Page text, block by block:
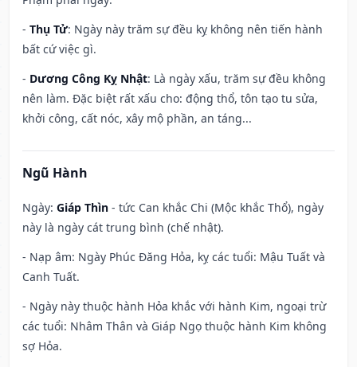
- Thụ Tử: Ngày này trăm sự đều kỵ không nên tiến hành
bất cứ việc gì.
- Dương Công Kỵ Nhật: Là ngày xấu, trăm sự đều không
nên làm. Đặc biệt rất xấu cho: động thổ, tôn tạo tu sửa,
khởi công, cất nóc, xây mộ phần, an táng...
Ngũ Hành
Ngày: Giáp Thìn - tức Can khắc Chi (Mộc khắc Thổ), ngày
này là ngày cát trung bình (chế nhật).
- Nạp âm: Ngày Phúc Đăng Hỏa, kỵ các tuổi: Mậu Tuất và
Canh Tuất.
- Ngày này thuộc hành Hỏa khắc với hành Kim, ngoại trừ
các tuổi: Nhâm Thân và Giáp Ngọ thuộc hành Kim không
sợ Hỏa.